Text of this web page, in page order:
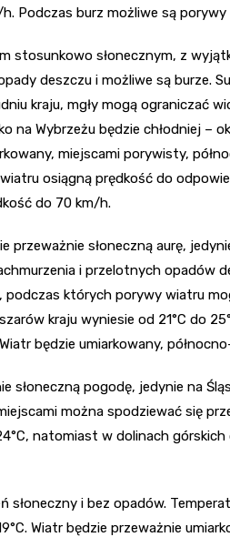
Podczas burz możliwe są
stosunkowo słonecznym, z
deszczu i możliwe są burze.
kraju, mgły mogą ograniczać
na Wybrzeżu będzie chłodniej –
miejscami porywisty,
osiągną prędkość do
do 70 km/h.
przeważnie słoneczną aurę,
i przelotnych opadów
których porywy wiatru
kraju wyniesie od 21°C do
będzie umiarkowany,
słoneczną pogodę, jedynie na
można spodziewać się
natomiast w dolinach
słoneczny i bez opadów.
Wiatr będzie przeważnie